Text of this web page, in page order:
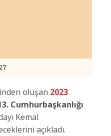
oluşan 2023
Cumhurbaşkanlığı
Kemal
açıkladı.